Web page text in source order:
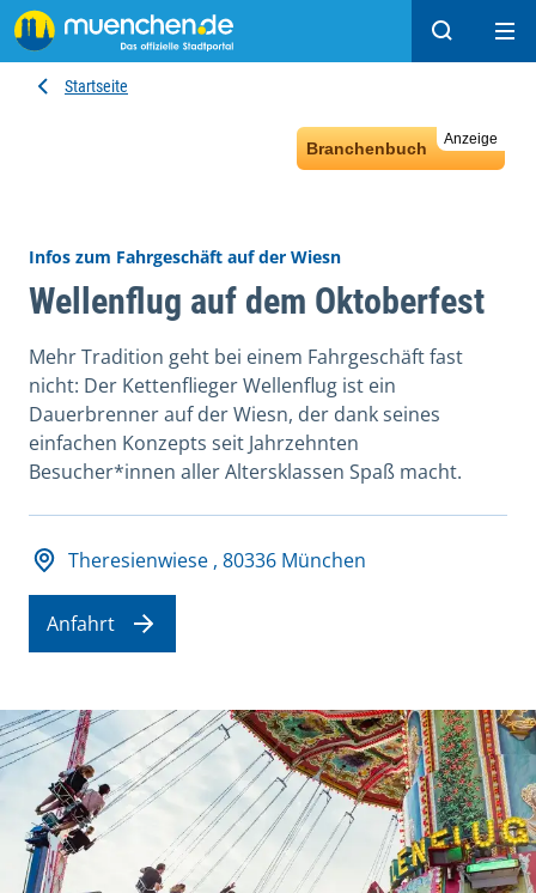
Suchen
Startseite
Anzeige
Branchenbuch
Infos zum Fahrgeschäft auf der Wiesn
Wellenflug auf dem Oktoberfest
Mehr Tradition geht bei einem Fahrgeschäft fast
nicht: Der Kettenflieger Wellenflug ist ein
Dauerbrenner auf der Wiesn, der dank seines
einfachen Konzepts seit Jahrzehnten
Besucher*innen aller Altersklassen Spaß macht.
Adresse und Öffnungszeiten
Theresienwiese , 80336 München
Anfahrt